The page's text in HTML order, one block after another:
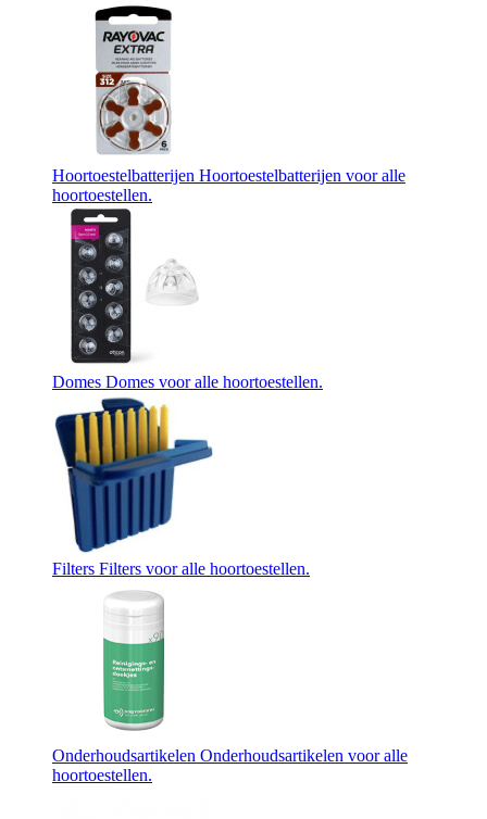
Hoortoestelbatterijen Hoortoestelbatterijen voor alle
hoortoestellen.
Domes Domes voor alle hoortoestellen.
Filters Filters voor alle hoortoestellen.
Onderhoudsartikelen Onderhoudsartikelen voor alle
hoortoestellen.